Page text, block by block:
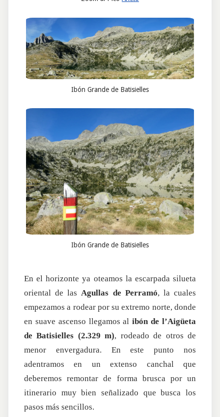
Ibón Grande de Batisielles
Ibón Grande de Batisielles
En el horizonte ya oteamos la escarpada silueta
oriental de las Agullas de Perramó, la cuales
empezamos a rodear por su extremo norte, donde
en suave ascenso llegamos alibón de l’Aigüeta
de Batisielles (2.329 m), rodeado de otros de
menor envergadura. En este punto nos
adentramos en un extenso canchal que
deberemos remontar de forma brusca por un
itinerario muy bien señalizado que busca los
pasos más sencillos.